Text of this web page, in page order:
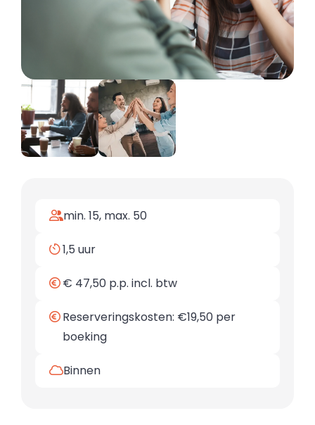
min. 15, max. 50
1,5 uur
€ 47,50 p.p. incl. btw
Reserveringskosten: €19,50 per
boeking
Binnen